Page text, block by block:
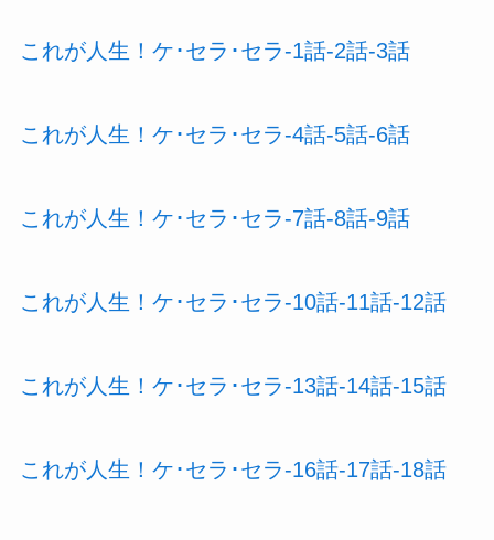
これが人生！ケ･セラ･セラ-1話-2話-3話
これが人生！ケ･セラ･セラ-4話-5話-6話
これが人生！ケ･セラ･セラ-7話-8話-9話
これが人生！ケ･セラ･セラ-10話-11話-12話
これが人生！ケ･セラ･セラ-13話-14話-15話
これが人生！ケ･セラ･セラ-16話-17話-18話